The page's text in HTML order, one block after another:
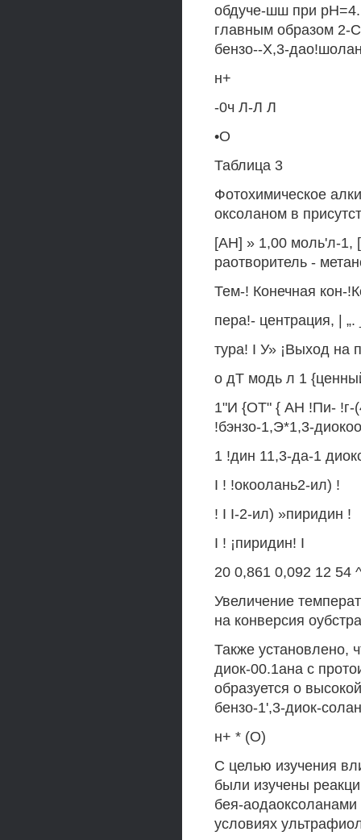
обдуче-шш при
главным образом 2-
бензо--Х,3-
н+
-0ч Л-Л Л
•О
Таблица 3
Фотохимическое
оксоланом в
[АН] » 1,00 моль'л-1,
раотворитель -
Тем-! Конечная кон-
пера!- центрация, | „.
тура! I У» ¡Выход на
о дТ модь л 1
1"И {ОТ" { АН !Пи- !г-
!бэнзо-1,Э*1,3-
1 !дин 11,3-да-1
I ! !окоолань2-ил) !
! I I-2-ил) »пиридин !
I ! ¡пиридин! I
20 0,861 0,092 12 54
Увеличение
на конверсия
Также установлено,
диок-00.1ана с
образуется о
бензо-1',3-диок-
н+ * (О)
С целью изучения
были изучены
бея-
условиях